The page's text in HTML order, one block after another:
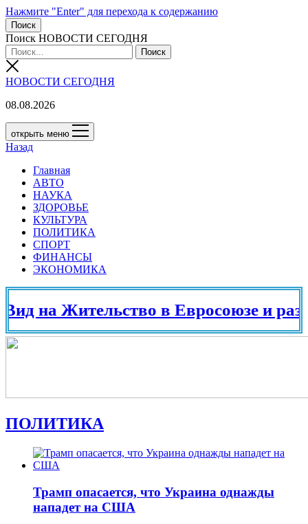
Нажмите "Enter" для перехода к содержанию
Поиск
Поиск НОВОСТИ СЕГОДНЯ
НОВОСТИ СЕГОДНЯ
08.08.2026
открыть меню
Назад
Главная
АВТО
НАУКА
ЗДОРОВЬЕ
КУЛЬТУРА
ПОЛИТИКА
СПОРТ
ФИНАНСЫ
ЭКОНОМИКА
Жительство в Евросоюзе и разных
ПОЛИТИКА
Трамп опасается, что Украина однажды
нападет на США